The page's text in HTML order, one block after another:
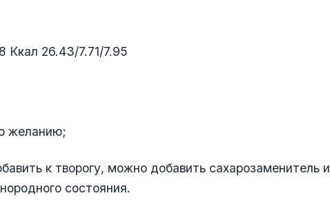
Ккал 26.43/7.71/7.95
желанию;
к творогу, можно добавить сахарозаменитель и
состояния.